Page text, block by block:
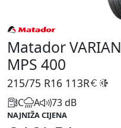
Matador
MPS 400
215/75 R16 113R
C A 73 dB
NAJNIŽA CIJENA